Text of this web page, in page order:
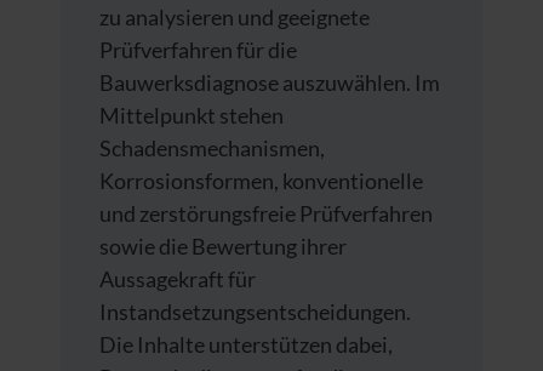
zu analysieren und geeignete
Prüfverfahren für die
Bauwerksdiagnose auszuwählen. Im
Mittelpunkt stehen
Schadensmechanismen,
Korrosionsformen, konventionelle
und zerstörungsfreie Prüfverfahren
sowie die Bewertung ihrer
Aussagekraft für
Instandsetzungsentscheidungen.
Die Inhalte unterstützen dabei,